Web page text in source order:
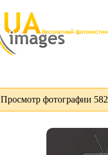
Просмотр фотографии